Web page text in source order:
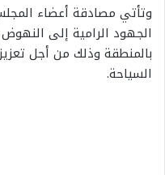
وتأتي مصادقة أعضاء
الجهود الرامية إلى
بالمنطقة وذلك من أجل
السياحة.